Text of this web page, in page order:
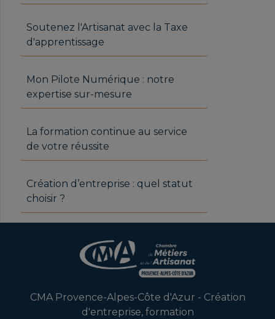
Soutenez l'Artisanat avec la Taxe
d'apprentissage
Mon Pilote Numérique : notre
expertise sur-mesure
La formation continue au service
de votre réussite
Création d’entreprise : quel statut
choisir ?
CMA Provence-Alpes-Côte d'Azur - Création
d'entreprise, formation